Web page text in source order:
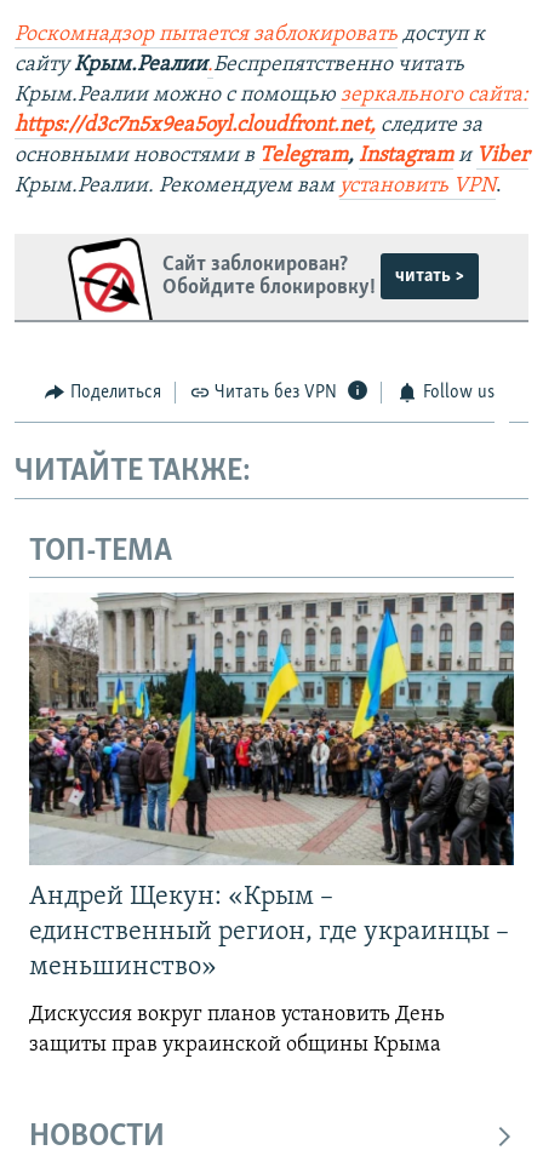
Роскомнадзор пытается заблокировать доступ к
сайтуКрым.Реалии.Беспрепятственно читать
Крым.Реалии можно с помощью зеркального сайта:
https://d3c7n5x9ea5oyl.cloudfront.net, следите за
основными новостями в Telegram, Instagramи Viber
Крым.Реалии. Рекомендуем вам установить VPN.
Сайт заблокирован?
Обойдите блокировку!
читать >
Поделиться Читать без VPN Follow us
ЧИТАЙТЕ ТАКЖЕ:
ТОП-ТЕМА
Андрей Щекун: «Крым –
единственный регион, где украинцы –
меньшинство»
Дискуссия вокруг планов установить День
защиты прав украинской общины Крыма
НОВОСТИ